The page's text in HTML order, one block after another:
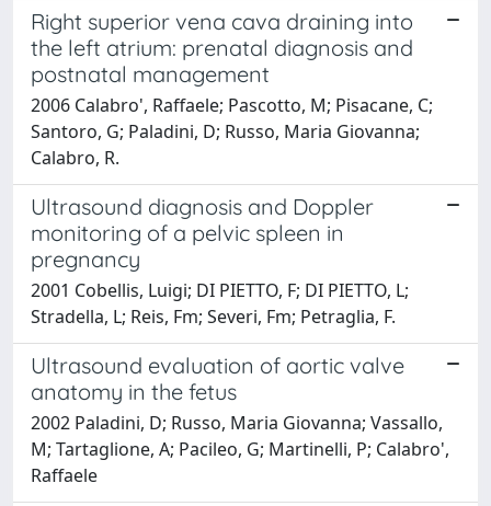
Right superior vena cava draining into
the left atrium: prenatal diagnosis and
postnatal management
2006 Calabro', Raffaele; Pascotto, M; Pisacane, C;
Santoro, G; Paladini, D; Russo, Maria Giovanna;
Calabro, R.
Ultrasound diagnosis and Doppler
monitoring of a pelvic spleen in
pregnancy
2001 Cobellis, Luigi; DI PIETTO, F; DI PIETTO, L;
Stradella, L; Reis, Fm; Severi, Fm; Petraglia, F.
Ultrasound evaluation of aortic valve
anatomy in the fetus
2002 Paladini, D; Russo, Maria Giovanna; Vassallo,
M; Tartaglione, A; Pacileo, G; Martinelli, P; Calabro',
Raffaele